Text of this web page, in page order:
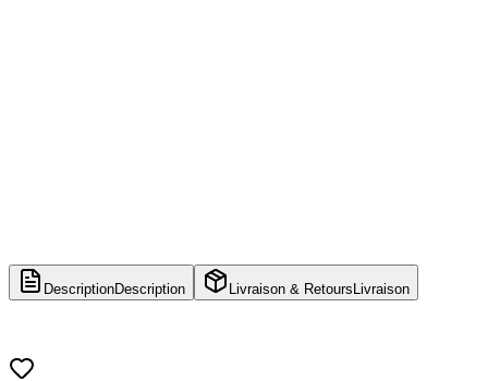
DescriptionDescription Livraison & Retours Livraison